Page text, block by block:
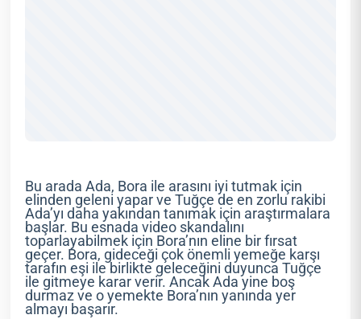
Bu arada Ada, Bora ile arasını iyi tutmak için
elinden geleni yapar ve Tuğçe de en zorlu rakibi
Ada’yı daha yakından tanımak için araştırmalara
başlar. Bu esnada video skandalını
toparlayabilmek için Bora’nın eline bir fırsat
geçer. Bora, gideceği çok önemli yemeğe karşı
tarafın eşi ile birlikte geleceğini duyunca Tuğçe
ile gitmeye karar verir. Ancak Ada yine boş
durmaz ve o yemekte Bora’nın yanında yer
almayı başarır.